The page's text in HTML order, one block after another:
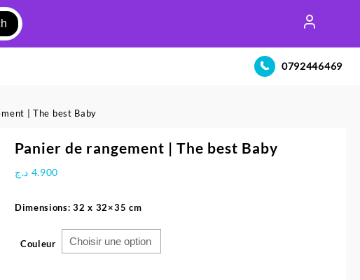
0792446469
| The best Baby
Panier de rangement | The best Baby
4.900 د.ج
Dimensions: 32 x 32×35 cm
Couleur